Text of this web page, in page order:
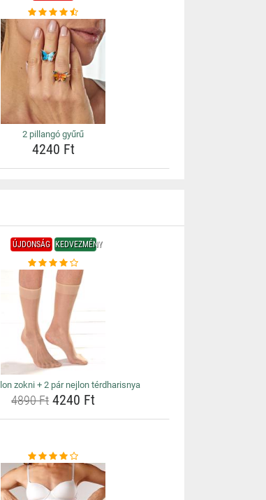
2 pillangó gyűrű
4240 Ft
ÚJDONSÁG KEDVEZMÉNY
zokni + 2 pár nejlon térdharisnya
4890 Ft 4240 Ft